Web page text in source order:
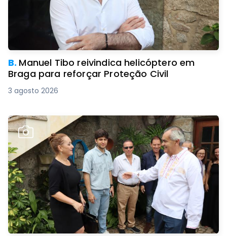
B. Manuel Tibo reivindica helicóptero em
Braga para reforçar Proteção Civil
3 agosto 2026